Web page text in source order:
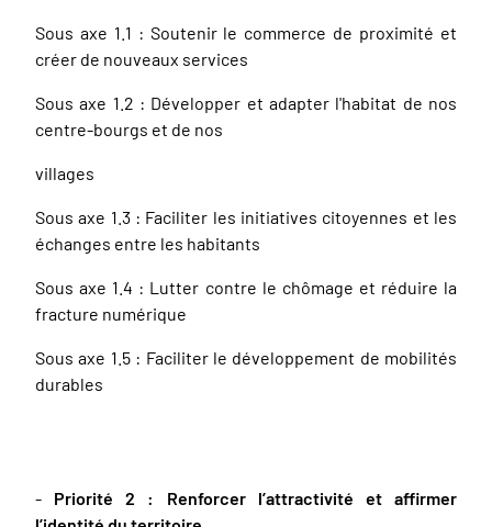
Sous axe 1.1 : Soutenir le commerce de proximité et
créer de nouveaux services
Sous axe 1.2 : Développer et adapter l'habitat de nos
centre-bourgs et de nos
villages
Sous axe 1.3 : Faciliter les initiatives citoyennes et les
échanges entre les habitants
Sous axe 1.4 : Lutter contre le chômage et réduire la
fracture numérique
Sous axe 1.5 : Faciliter le développement de mobilités
durables
- Priorité 2 : Renforcer l’attractivité et affirmer